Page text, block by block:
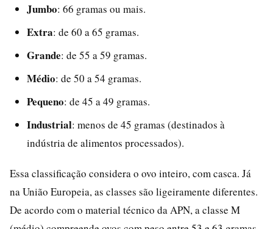
Jumbo: 66 gramas ou mais.
Extra: de 60 a 65 gramas.
Grande: de 55 a 59 gramas.
Médio: de 50 a 54 gramas.
Pequeno: de 45 a 49 gramas.
Industrial: menos de 45 gramas (destinados à
indústria de alimentos processados).
Essa classificação considera o ovo inteiro, com casca. Já
na União Europeia, as classes são ligeiramente diferentes.
De acordo com o material técnico da APN, a classe M